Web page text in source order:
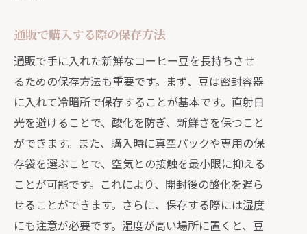
通販で購入する際の保存方法
通販で手に入れた新鮮なコーヒー豆を長持ちさせ
るための保存方法も重要です。まず、豆は密封容器
に入れて冷暗所で保存することが基本です。直射日
光を避けることで、酸化を防ぎ、新鮮さを保つこと
ができます。また、購入時に真空パックや専用の保
存袋を選ぶことで、空気との接触を最小限に抑える
ことが可能です。これにより、開封後の酸化を遅ら
せることができます。さらに、保存する際には湿度
にも注意が必要です。湿度が高い場所に置くと、豆